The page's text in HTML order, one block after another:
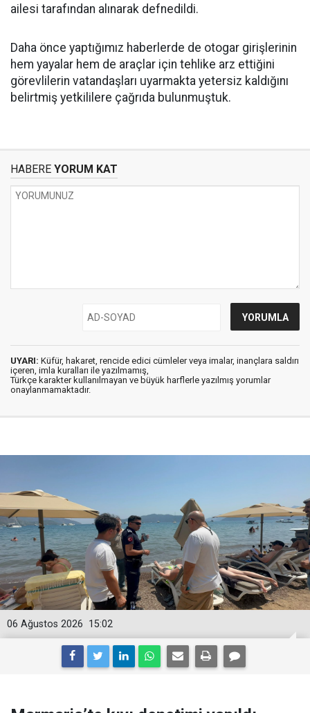
ailesi tarafından alınarak defnedildi.
Daha önce yaptığımız haberlerde de otogar girişlerinin
hem yayalar hem de araçlar için tehlike arz ettiğini
görevlilerin vatandaşları uyarmakta yetersiz kaldığını
belirtmiş yetkililere çağrıda bulunmuştuk.
HABERE YORUM KAT
UYARI: Küfür, hakaret, rencide edici cümleler veya imalar, inançlara saldırı
içeren, imla kuralları ile yazılmamış,
Türkçe karakter kullanılmayan ve büyük harflerle yazılmış yorumlar
onaylanmamaktadır.
15:02
06 Ağustos 2026